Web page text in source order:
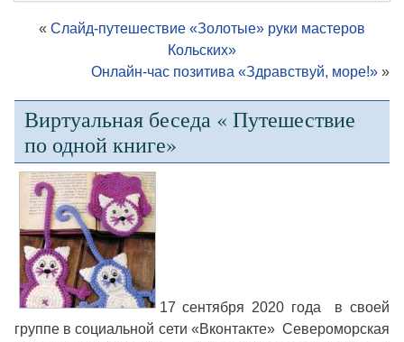
« Слайд-путешествие «Золотые» руки мастеров
Кольских»
Онлайн-час позитива «Здравствуй, море!»»
Виртуальная беседа « Путешествие
по одной книге»
17 сентября 2020 года в своей
группе в социальной сети «Вконтакте» Североморская